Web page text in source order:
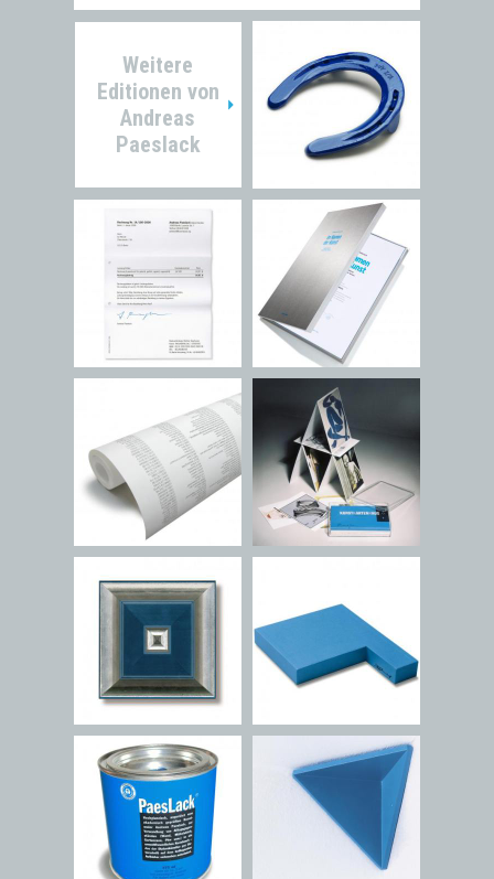
Weitere
Editionen von
Andreas
Paeslack